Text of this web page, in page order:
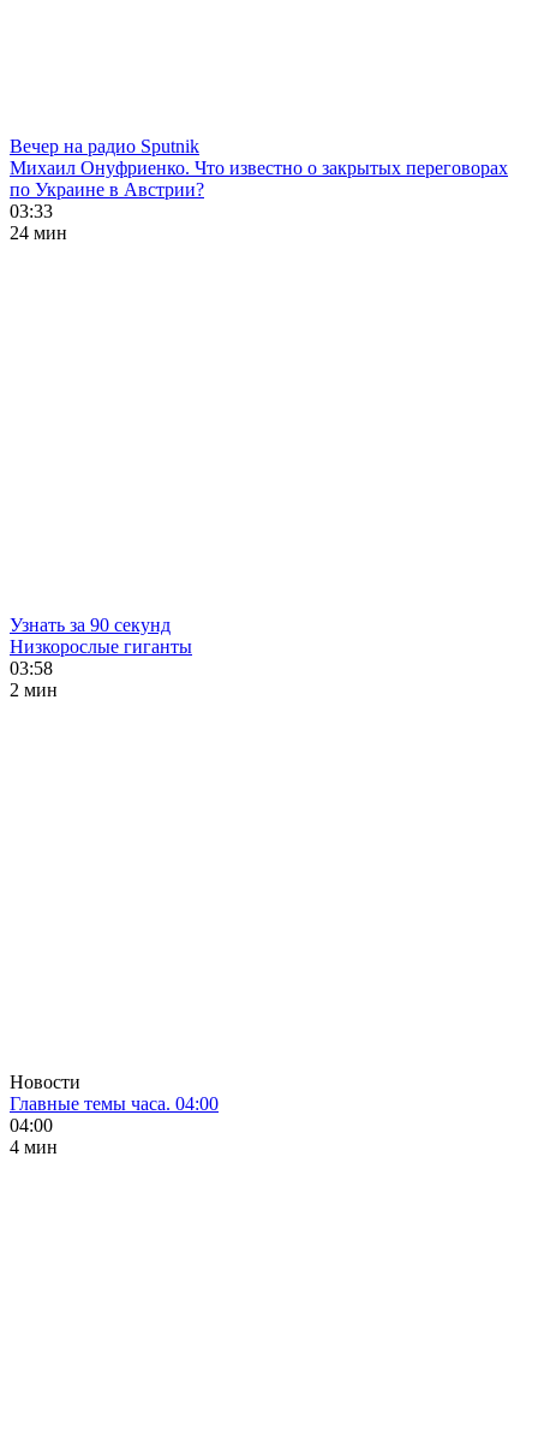
Вечер на радио Sputnik
Михаил Онуфриенко. Что известно о закрытых переговорах
по Украине в Австрии?
03:33
24 мин
Узнать за 90 секунд
Низкорослые гиганты
03:58
2 мин
Новости
Главные темы часа. 04:00
04:00
4 мин